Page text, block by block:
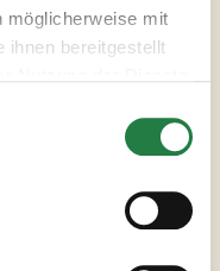
möglicherweise mit
ihnen bereitgestellt
Grenzen. Lass
kreiere deine
mit einem
direkt